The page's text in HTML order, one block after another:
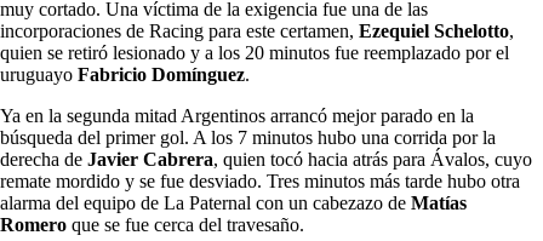
muy cortado. Una víctima de la exigencia fue una de las
incorporaciones de Racing para este certamen, Ezequiel Schelotto,
quien se retiró lesionado y a los 20 minutos fue reemplazado por el
uruguayo Fabricio Domínguez.
Ya en la segunda mitad Argentinos arrancó mejor parado en la
búsqueda del primer gol. A los 7 minutos hubo una corrida por la
derecha de Javier Cabrera, quien tocó hacia atrás para Ávalos, cuyo
remate mordido y se fue desviado. Tres minutos más tarde hubo otra
alarma del equipo de La Paternal con un cabezazo de Matías
Romero que se fue cerca del travesaño.